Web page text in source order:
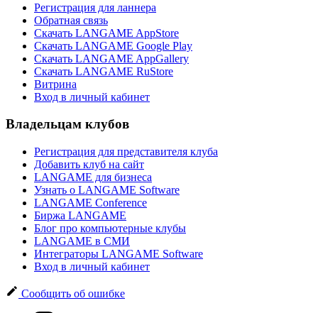
Регистрация для ланнера
Обратная связь
Скачать LANGAME AppStore
Скачать LANGAME Google Play
Скачать LANGAME AppGallery
Скачать LANGAME RuStore
Витрина
Вход в личный кабинет
Владельцам клубов
Регистрация для представителя клуба
Добавить клуб на сайт
LANGAME для бизнеса
Узнать о LANGAME Software
LANGAME Conference
Биржа LANGAME
Блог про компьютерные клубы
LANGAME в СМИ
Интеграторы LANGAME Software
Вход в личный кабинет
Сообщить об ошибке